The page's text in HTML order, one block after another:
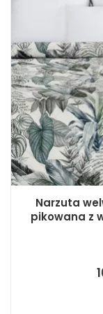
Narzuta
pikowana z